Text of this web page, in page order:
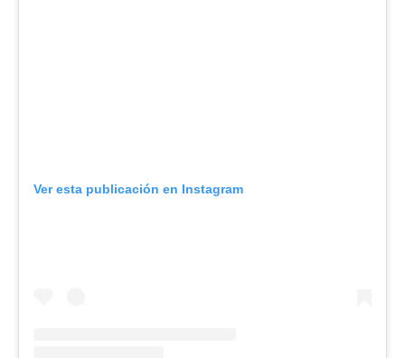
Ver esta publicación en Instagram